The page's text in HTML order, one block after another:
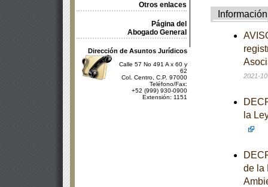
Otros enlaces
Página del
Abogado General
Dirección de Asuntos Jurídicos
Calle 57 No 491 A x 60 y
62
Col. Centro, C.P. 97000
Teléfono/Fax:
+52 (999) 930-0900
Extensión: 1151
Información
2021-
la
de la